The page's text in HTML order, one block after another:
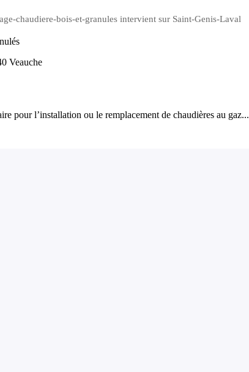
chaudiere-bois-et-granules intervient sur Saint-Genis-Laval
Veauche
pour l’installation ou le remplacement de chaudières au gaz...